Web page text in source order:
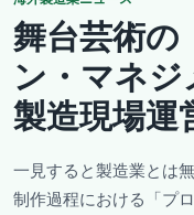
舞台芸術の
ン・マネジ
製造現場運
一見すると製造業とは
制作過程における「プ